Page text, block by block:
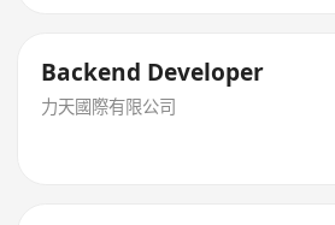
Backend Developer‌
力天國際有限公司